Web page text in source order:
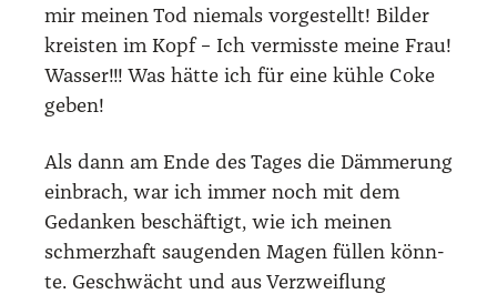
mir mei­nen Tod nie­mals vor­ge­stellt! Bil­der
kreis­ten im Kopf – Ich ver­miss­te mei­ne Frau!
Was­ser!!! Was hät­te ich für eine küh­le Coke
geben!
Als dann am Ende des Tages die Däm­me­rung
ein­brach, war ich immer noch mit dem
Gedan­ken beschäf­tigt, wie ich mei­nen
schmerz­haft sau­gen­den Magen fül­len könn­
te. Geschwächt und aus Ver­zweif­lung